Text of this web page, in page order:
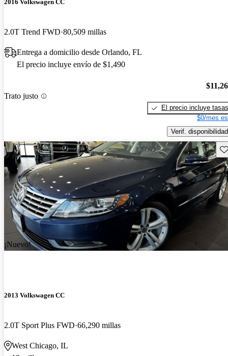
2016 Volkswagen CC
2.0T Trend FWD 80,509 millas
Entrega a domicilio desde Orlando, FL
El precio incluye envío de $1,490
Trato justo
El precio incluye tasas
$0/mes
Verif. disponibilidad
¡Nuevo!
2013 Volkswagen CC
2.0T Sport Plus FWD 66,290 millas
West Chicago, IL